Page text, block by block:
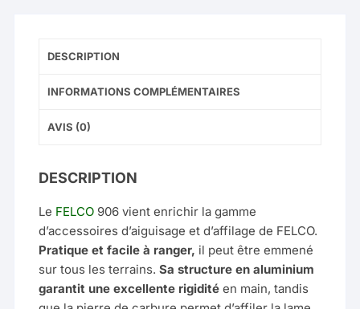
DESCRIPTION
INFORMATIONS COMPLÉMENTAIRES
AVIS (0)
DESCRIPTION
Le FELCO 906 vient enrichir la gamme
d’accessoires d’aiguisage et d’affilage de FELCO.
Pratique et facile à ranger, il peut être emmené
sur tous les terrains.Sa structure en aluminium
garantit une excellente rigidité en main, tandis